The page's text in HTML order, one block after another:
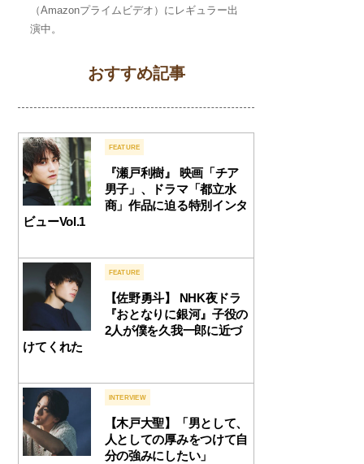
（Amazonプライムビデオ）にレギュラー出
演中。
おすすめ記事
FEATURE
『瀬戸利樹』 映画「チア
男子」、ドラマ「都立水
商」作品に迫る特別インタ
ビューVol.1
FEATURE
【佐野勇斗】 NHK夜ドラ
『おとなりに銀河』子役の
2人が僕を久我一郎に近づ
けてくれた
INTERVIEW
【木戸大聖】「男として、
人としての厚みをつけて自
分の強みにしたい」